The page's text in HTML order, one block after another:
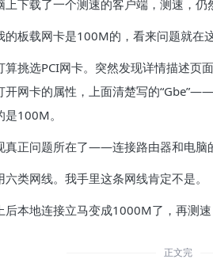
下载了一个测速的客户端，测速，仍
板载网卡是100M的，看来问题就在这
算挑选PCI网卡。突然发现详情描述页
开网卡的属性，上面清楚写的
100M。
真正问题所在了——连接路由器和电脑
类网线。我手里这条网线肯定不是。
本地连接立马变成1000M了，再测速
正文完